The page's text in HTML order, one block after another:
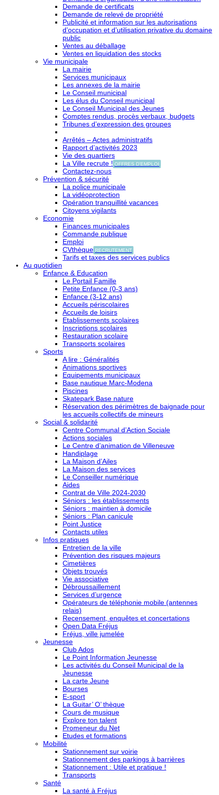
Demande de certificats
Demande de relevé de propriété
Publicité et information sur les autorisations
d’occupation et d’utilisation privative du domaine
public
Ventes au déballage
Ventes en liquidation des stocks
Vie municipale
La mairie
Services municipaux
Les annexes de la mairie
Le Conseil municipal
Les élus du Conseil municipal
Le Conseil Municipal des Jeunes
Comptes rendus, procès verbaux, budgets
Tribunes d’expression des groupes
Arrêtés – Actes administratifs
Rapport d’activités 2023
Vie des quartiers
La Ville recrute ! OFFRES D'EMPLOI
Contactez-nous
Prévention & sécurité
La police municipale
La vidéoprotection
Opération tranquillité vacances
Citoyens vigilants
Economie
Finances municipales
Commande publique
Emploi
CVthèque RECRUTEMENT
Tarifs et taxes des services publics
Au quotidien
Enfance & Education
Le Portail Famille
Petite Enfance (0-3 ans)
Enfance (3-12 ans)
Accueils périscolaires
Accueils de loisirs
Etablissements scolaires
Inscriptions scolaires
Restauration scolaire
Transports scolaires
Sports
A lire : Généralités
Animations sportives
Equipements municipaux
Base nautique Marc-Modena
Piscines
Skatepark Base nature
Réservation des périmètres de baignade pour
les accueils collectifs de mineurs
Social & solidarité
Centre Communal d’Action Sociale
Actions sociales
Le Centre d’animation de Villeneuve
Handiplage
La Maison d’Ailes
La Maison des services
Le Conseiller numérique
Aides
Contrat de Ville 2024-2030
Séniors : les établissements
Séniors : maintien à domicile
Séniors : Plan canicule
Point Justice
Contacts utiles
Infos pratiques
Entretien de la ville
Prévention des risques majeurs
Cimetières
Objets trouvés
Vie associative
Débroussaillement
Services d’urgence
Opérateurs de téléphonie mobile (antennes
relais)
Recensement, enquêtes et concertations
Open Data Fréjus
Fréjus, ville jumelée
Jeunesse
Club Ados
Le Point Information Jeunesse
Les activités du Conseil Municipal de la
Jeunesse
La carte Jeune
Bourses
E-sport
La Guitar’ O’ thèque
Cours de musique
Explore ton talent
Promeneur du Net
Etudes et formations
Mobilité
Stationnement sur voirie
Stationnement des parkings à barrières
Stationnement : Utile et pratique !
Transports
Santé
La santé à Fréjus